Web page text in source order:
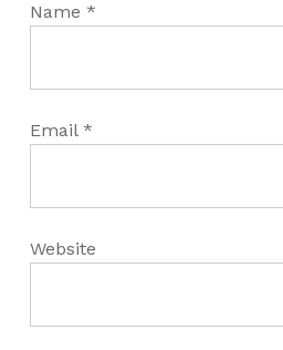
Name *
Email *
Website